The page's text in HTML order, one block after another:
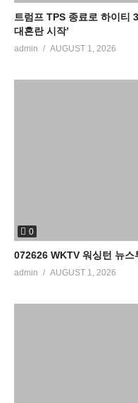
트럼프 TPS 종료로 하이티
대혼란 시작’
admin AUGUST 1, 2026
0
072626 WKTV 워싱턴 뉴스
admin AUGUST 1, 2026